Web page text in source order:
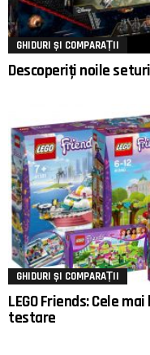
GHIDURI ȘI COMPARAȚII
Descoperiți noile
GHIDURI ȘI COMPARAȚII
LEGO Friends: Cele
testare